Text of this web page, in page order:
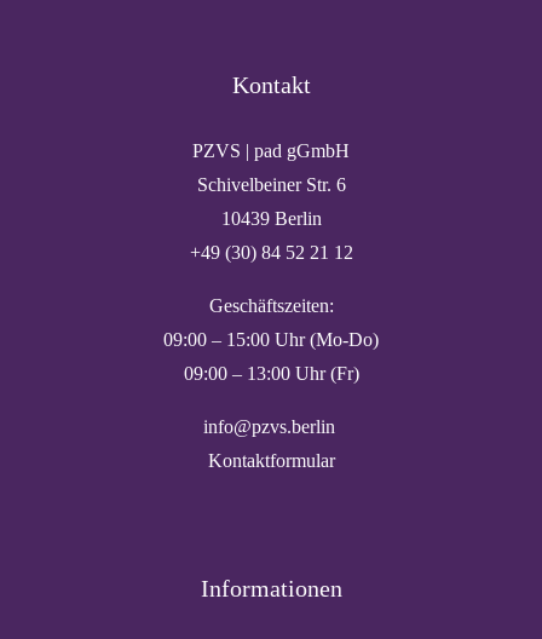
Kontakt
PZVS | pad gGmbH
Schivelbeiner Str. 6
10439 Berlin
+49 (30) 84 52 21 12
Geschäftszeiten:
09:00 – 15:00 Uhr (Mo-Do)
09:00 – 13:00 Uhr (Fr)
info@pzvs.berlin
Kontaktformular
Informationen